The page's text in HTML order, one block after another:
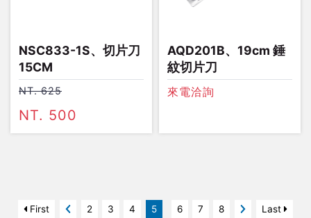
NSC833-1S、切片刀
15CM
NT. 625
NT. 500
AQD201B、19cm 錘
紋切片刀
來電洽詢
First 2 3 4 5 6 7 8 Last